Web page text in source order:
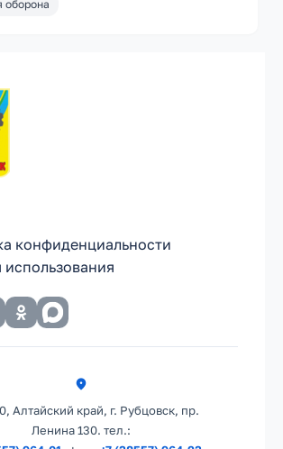
оборона
конфиденциальности
использования
Алтайский край, г. Рубцовск, пр.
Ленина 130. тел.: